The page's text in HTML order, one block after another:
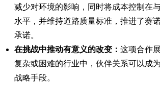
减少对环境的影响，同时将成本控制在
水平，并维持道路质量标准，推进了赛
承诺。
在挑战中推动有意义的改变： 这项合作
复杂或困难的行业中，伙伴关系可以成
战略手段。